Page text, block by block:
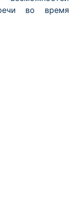
во время